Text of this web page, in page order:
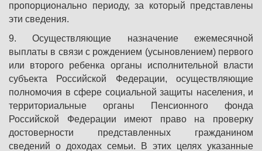
пропорционально периоду, за который представлены
эти сведения.
9. Осуществляющие назначение ежемесячной
выплаты в связи с рождением (усыновлением) первого
или второго ребенка органы исполнительной власти
субъекта Российской Федерации, осуществляющие
полномочия в сфере социальной защиты населения, и
территориальные органы Пенсионного фонда
Российской Федерации имеют право на проверку
достоверности представленных гражданином
сведений о доходах семьи. В этих целях указанные